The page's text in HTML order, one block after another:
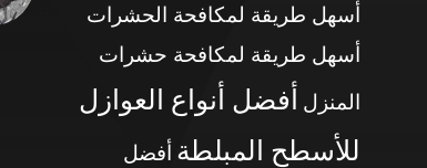
أسهل طريقة لمكافحة الحشرات
أسهل طريقة لمكافحة حشرات
المنزل
أفضل أنواع العوازل
للأسطح المبلطة أفضل